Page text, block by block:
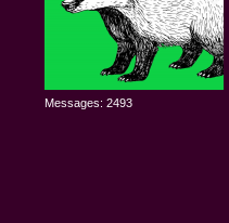
Messages: 2493